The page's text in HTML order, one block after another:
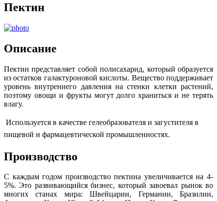
Пектин
Описание
Пектин представляет собой полисахарид, который образуется
из остатков галактуроновой кислоты. Вещество поддерживает
уровень внутреннего давления на стенки клетки растений,
поэтому овощи и фрукты могут долго храниться и не терять
влагу.
Используется в качестве гелеобразователя и загустителя в
пищевой и фармацевтической промышленностях.
Производство
С каждым годом производство пектина увеличивается на 4-
5%. Это развивающийся бизнес, который завоевал рынок во
многих станах мира: Швейцарии, Германии, Бразилии,